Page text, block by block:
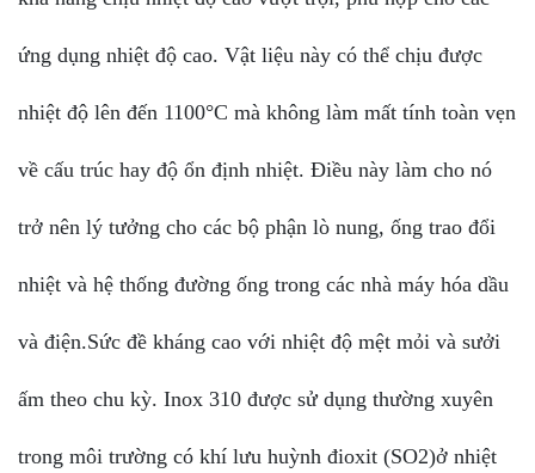
ứng dụng nhiệt độ cao. Vật liệu này có thể chịu được
nhiệt độ lên đến 1100°C mà không làm mất tính toàn vẹn
về cấu trúc hay độ ổn định nhiệt. Điều này làm cho nó
trở nên lý tưởng cho các bộ phận lò nung, ống trao đổi
nhiệt và hệ thống đường ống trong các nhà máy hóa dầu
và điện.Sức đề kháng cao với nhiệt độ mệt mỏi và sưởi
ấm theo chu kỳ. Inox 310 được sử dụng thường xuyên
trong môi trường có khí lưu huỳnh đioxit (SO2)ở nhiệt